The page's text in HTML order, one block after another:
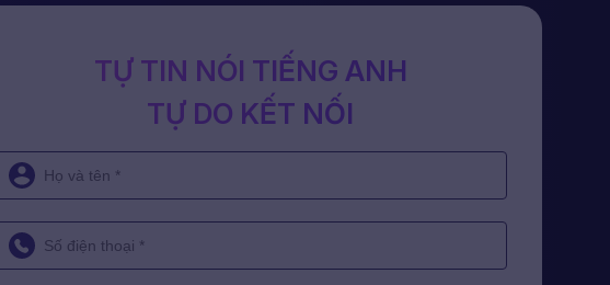
TỰ TIN NÓI TIẾNG ANH
TỰ DO KẾT NỐI